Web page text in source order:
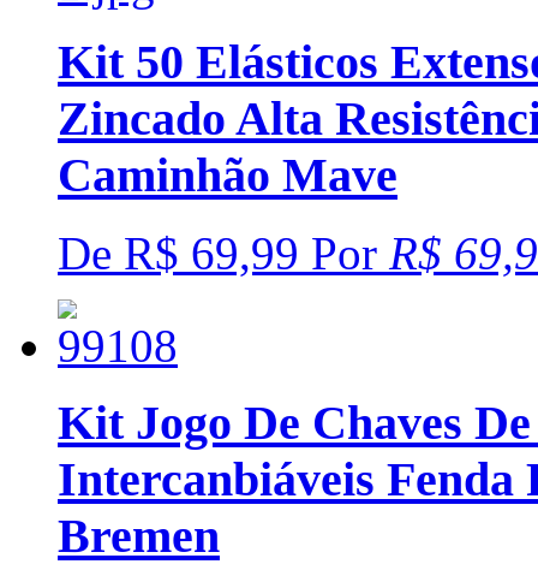
Kit 50 Elásticos
Zincado Alta
Caminhão Mave
De R$ 69,99 Por R$
Kit Jogo De Chaves
Intercanbiáveis
Bremen